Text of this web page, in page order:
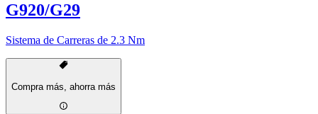
G920/G29
Sistema de Carreras de 2.3 Nm
Compra más, ahorra más